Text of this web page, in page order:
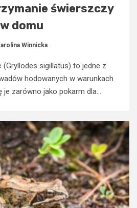
świerszczy
domu
Winnicka
sigillatus) to jedne z
hodowanych w warunkach
je zarówno jako pokarm dla...